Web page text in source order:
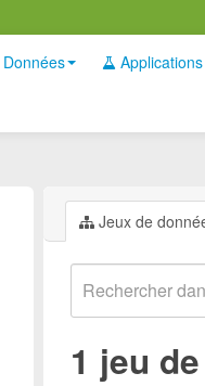
Données Applications
Jeux de
1 jeu